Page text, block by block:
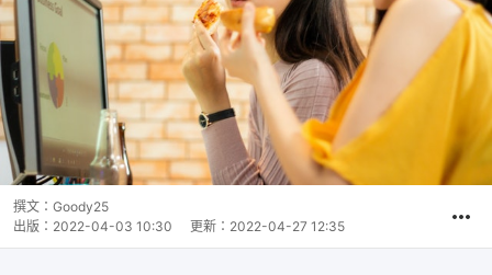
撰文： Goody25
出版： 2022-04-03 10:30 更新： 2022-04-27 12:35